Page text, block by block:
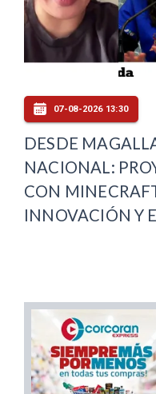
07-08-2026 13:30
DESDE
NACIONAL:
CON
INNOVACIÓN Y